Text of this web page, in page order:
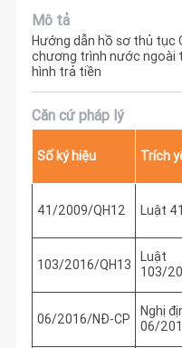
Mô tả
Hướng dẫn hồ sơ thủ tục
chương trình nước ngoài
hình trả tiền
Căn cứ pháp lý
Số ký hiệu Trích
41/2009/QH12 Luật
103/2016/QH13
Luật
103/
06/2016/NĐ-CP
Nghị
06/